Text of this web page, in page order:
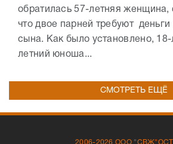
обратилась 57-летняя
что двое парней требуют деньги
сына. Как было установлено, 18-
летний юноша...
СМОТРЕТЬ ЕЩЁ